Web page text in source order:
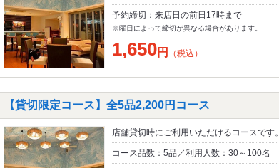
予約締切：来店日の前日17時まで
※曜日によって締切が異なる場合があります。
1,650円 （税込）
【貸切限定コース】全5品2,200円コース
店舗貸切時にご利用いただけるコースです。
コース品数：5品／利用人数：30～100名